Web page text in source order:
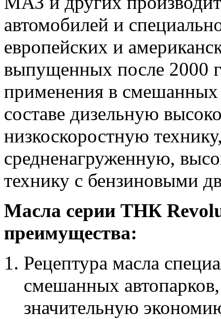
автомобилей и
европейских и
выпущенных после 2000
применения в
составе дизельную
низкоскоростную
средненагруженную,
технику с бензиновыми
Масла серии ТНК
преимущества:
Рецептура масла
смешанных
значительную